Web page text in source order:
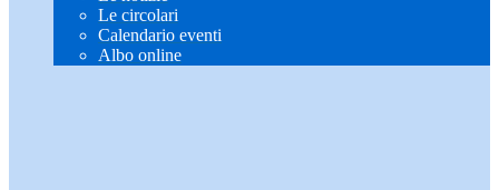
Le circolari
Calendario eventi
Albo online